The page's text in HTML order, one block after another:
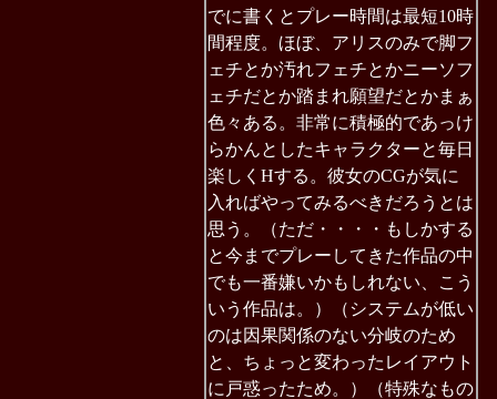
でに書くとプレー時間は最短10時
間程度。ほぼ、アリスのみで脚フ
ェチとか汚れフェチとかニーソフ
ェチだとか踏まれ願望だとかまぁ
色々ある。非常に積極的であっけ
らかんとしたキャラクターと毎日
楽しくHする。彼女のCGが気に
入ればやってみるべきだろうとは
思う。（ただ・・・・もしかする
と今までプレーしてきた作品の中
でも一番嫌いかもしれない、こう
いう作品は。）（システムが低い
のは因果関係のない分岐のため
と、ちょっと変わったレイアウト
に戸惑ったため。）（特殊なもの